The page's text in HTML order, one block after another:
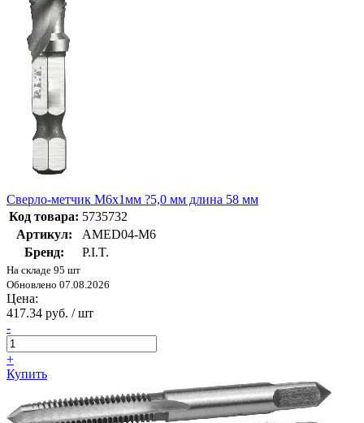
Сверло-метчик M6x1мм ?5,0 мм длина 58 мм
Код товара: 5735732
Артикул:
AMED04-M6
Бренд:
P.I.T.
На складе 95 шт
Обновлено 07.08.2026
Цена:
417.34 руб. / шт
-
+
Купить